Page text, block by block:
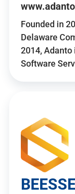
Founded in
Delaware
2014, Adanto
Software